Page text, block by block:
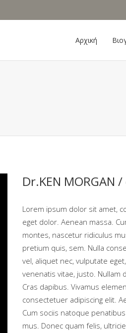
Αρχική
Dr.KEN MORGAN /
Lorem ipsum dolor sit amet,
eget dolor. Aenean massa.
montes, nascetur ridiculus
pretium quis, sem. Nulla
vel, aliquet nec, vulputate
venenatis vitae, justo. Nullam
Cras dapibus. Vivamus
consectetuer adipiscing elit.
Cum sociis natoque
mus. Donec quam felis,